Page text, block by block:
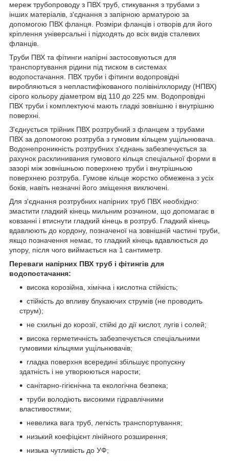
мереж трубопроводу з ПВХ труб, стикування з трубами з
інших матеріалів, з'єднання з запірною арматурою за
допомогою ПВХ фланця. Розміри фланців і отворів для його
кріплення універсальні і підходять до всіх видів сталевих
фланців.
Труби ПВХ та фітинги напірні застосовуються для
транспортування рідини під тиском в системах
водопостачання. ПВХ труби і фітинги водопровідні
виробляються з непластифікованого полівінілхлориду (НПВХ)
сірого кольору діаметром від 110 до 225 мм. Водопровідні
ПВХ труби і комплектуючі мають гладкі зовнішню і внутрішню
поверхні.
З'єднується трійник ПВХ розтрубний з фланцем з трубами
ПВХ за допомогою розтруба з гумовим кільцем ущільнювача.
Водонепроникність розтрубних з'єднань забезпечується за
рахунок расклинивания гумового кільця спеціальної форми в
зазорі між зовнішньою поверхнею труби і внутрішньою
поверхнею розтруба. Гумове кільце жорстко обмежена з усіх
боків, навіть незначні його зміщення виключені.
Для з'єднання розтрубних напірних труб ПВХ необхідно:
змастити гладкий кінець мильним розчином, що допомагає в
ковзанні і втиснути гладкий кінець в розтруб. Гладкий кінець
вдавлюють до кордону, позначеної на зовнішній частині труби,
якщо позначення немає, то гладкий кінець вдавлюється до
упору, після чого виймається на 1 сантиметр.
Переваги напірних ПВХ труб і фітингів для
водопостачання:
висока корозійна, хімічна і кислотна стійкість;
стійкість до впливу блукаючих струмів (не проводить
струм);
не схильні до корозії, стійкі до дії кислот, лугів і солей;
висока герметичність забезпечується спеціальними
гумовими кільцями ущільнювачів;
гладка поверхня всередині збільшує пропускну
здатність і не утворюються нарости;
санітарно-гігієнічна та екологічна безпека;
труби володіють високими гідравлічними
властивостями;
невелика вага труб, легкість транспортування;
низький коефіцієнт лінійного розширення;
низька чутливість до УФ;